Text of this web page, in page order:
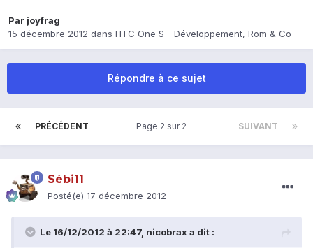
Par joyfrag
15 décembre 2012 dans HTC One S - Développement, Rom & Co
Répondre à ce sujet
PRÉCÉDENT SUIVANT
Page 2 sur 2
Sébi11
Posté(e) 17 décembre 2012
Le 16/12/2012 à 22:47, nicobrax a dit :